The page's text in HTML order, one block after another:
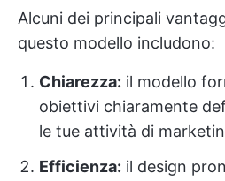
Alcuni dei principali
questo modello includono:
Chiarezza: il modello
obiettivi chiaramente
le tue attività di
Efficienza: il design